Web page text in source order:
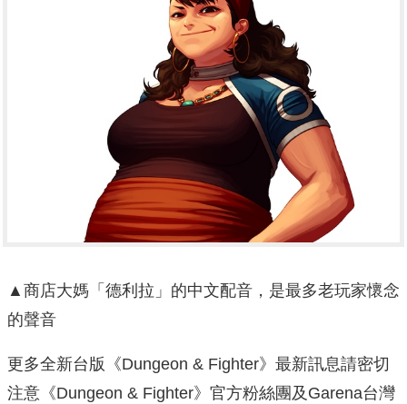
▲商店大媽「德利拉」的中文配音，是最多老玩家懷念
的聲音
更多全新台版《Dungeon & Fighter》最新訊息請密切
注意《Dungeon & Fighter》官方粉絲團及Garena台灣